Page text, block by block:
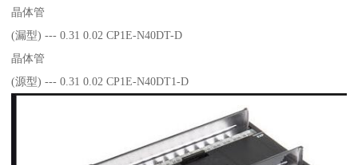
晶体管
(漏型) --- 0.31 0.02 CP1E-N40DT-D
晶体管
(源型) --- 0.31 0.02 CP1E-N40DT1-D